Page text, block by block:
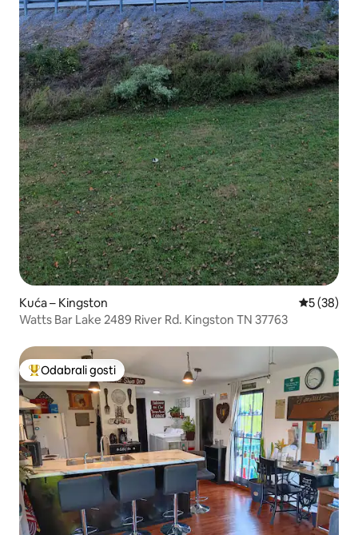
Kuća – Kingston Prosječna
5 (38)
Watts Bar Lake 2489 River Rd. Kingston TN 37763
Među najviše rangiranima s oznakom „Odabrali gosti”
Odabrali gosti